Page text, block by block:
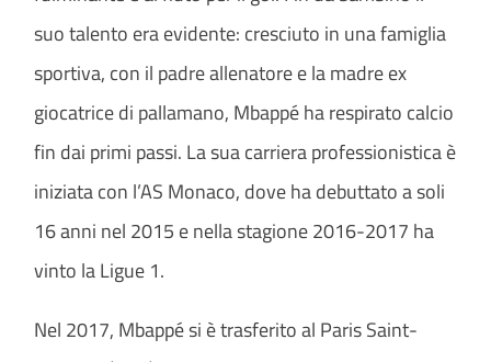
suo talento era evidente: cresciuto in una famiglia
sportiva, con il padre allenatore e la madre ex
giocatrice di pallamano, Mbappé ha respirato calcio
fin dai primi passi. La sua carriera professionistica è
iniziata con l’AS Monaco, dove ha debuttato a soli
16 anni nel 2015 e nella stagione 2016-2017 ha
vinto la Ligue 1.
Nel 2017, Mbappé si è trasferito al Paris Saint-